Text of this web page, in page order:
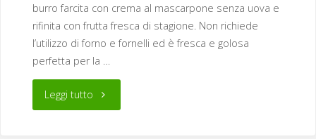
burro farcita con crema al mascarpone senza uova e
rifinita con frutta fresca di stagione. Non richiede
l’utilizzo di forno e fornelli ed è fresca e golosa
perfetta per la …
Leggi tutto"Crostata